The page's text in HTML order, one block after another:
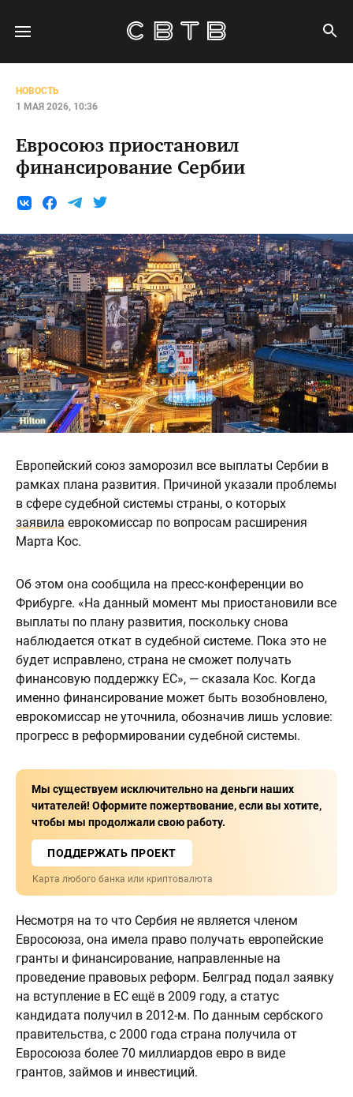
НОВОСТЬ
1 МАЯ 2026, 10:36
Евросоюз приостановил
финансирование Сербии
Европейский союз заморозил все выплаты Сербии в
рамках плана развития. Причиной указали проблемы
в сфере судебной системы страны, о которых
заявила еврокомиссар по вопросам расширения
Марта Кос.
Об этом она сообщила на пресс-конференции во
Фрибурге. «На данный момент мы приостановили все
выплаты по плану развития, поскольку снова
наблюдается откат в судебной системе. Пока это не
будет исправлено, страна не сможет получать
финансовую поддержку ЕС», — сказала Кос. Когда
именно финансирование может быть возобновлено,
еврокомиссар не уточнила, обозначив лишь условие:
прогресс в реформировании судебной системы.
Мы существуем исключительно на деньги наших
читателей! Оформите пожертвование, если вы хотите,
чтобы мы продолжали свою работу.
ПОДДЕРЖАТЬ ПРОЕКТ
Карта любого банка или криптовалюта
Несмотря на то что Сербия не является членом
Евросоюза, она имела право получать европейские
гранты и финансирование, направленные на
проведение правовых реформ. Белград подал заявку
на вступление в ЕС ещё в 2009 году, а статус
кандидата получил в 2012-м. По данным сербского
правительства, с 2000 года страна получила от
Евросоюза более 70 миллиардов евро в виде
грантов, займов и инвестиций.